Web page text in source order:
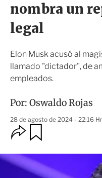
nombra un
legal
Elon Musk acusó al
llamado "dictador", de
empleados.
Por: Oswaldo Rojas
28 de agosto de 2024 - 22:16
O
p
i
o
r
d
a